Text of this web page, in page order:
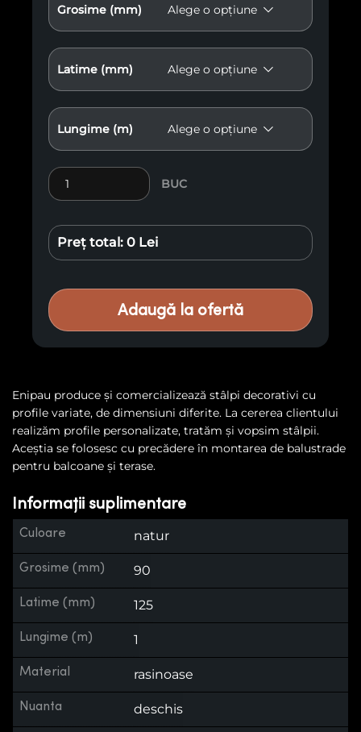
Grosime (mm)
Latime (mm)
Lungime (m)
Cantitate Stâlp balustradă
BUC
Preț total: 0 Lei
Adaugă la ofertă
Enipau produce și comercializează stâlpi decorativi cu
profile variate, de dimensiuni diferite. La cererea clientului
realizăm profile personalizate, tratăm și vopsim stâlpii.
Aceștia se folosesc cu precădere în montarea de balustrade
pentru balcoane și terase.
Informații suplimentare
Culoare natur
Grosime (mm) 90
Latime (mm) 125
Lungime (m) 1
Material rasinoase
Nuanta deschis